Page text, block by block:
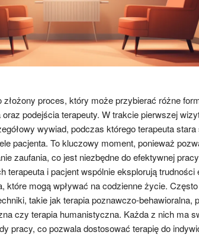
złożony proces, który może przybierać różne
oraz podejścia terapeuty. W trakcie pierwszej
wywiad, podczas którego terapeuta
pacjenta. To kluczowy moment, ponieważ
zaufania, co jest niezbędne do efektywnej
terapeuta i pacjent wspólnie eksplorują trudności
które mogą wpływać na codzienne życie.
takie jak terapia poznawczo-behawioralna,
czy terapia humanistyczna. Każda z nich ma
pracy, co pozwala dostosować terapię do